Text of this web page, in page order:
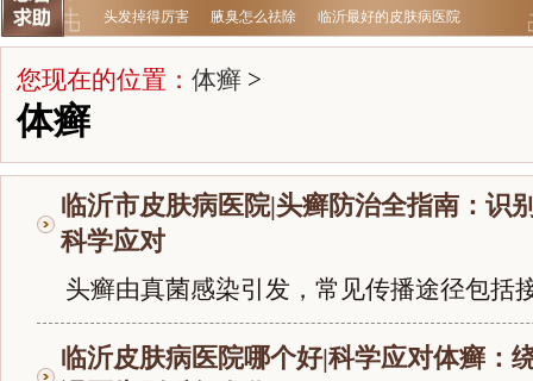
头发掉得厉害
腋臭怎么祛除 临沂最好的皮肤病医院
您现在的位置： 体癣 >
体癣
临沂市皮肤病医院|头癣防治全指南：识
科学应对
头癣由真菌感染引发，常见传播途径包括
临沂皮肤病医院哪个好|科学应对体癣：